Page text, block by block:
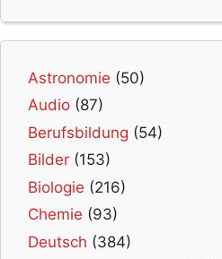
Astronomie (50)
Audio (87)
Berufsbildung (54)
Bilder (153)
Biologie (216)
Chemie (93)
Deutsch (384)